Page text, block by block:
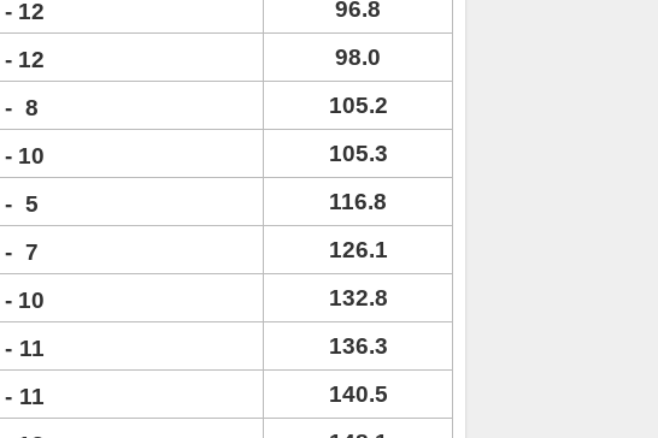
- 12
96.8
- 12
98.0
- 8
105.2
- 10
105.3
- 5
116.8
- 7
126.1
- 10
132.8
- 11
136.3
- 11
140.5